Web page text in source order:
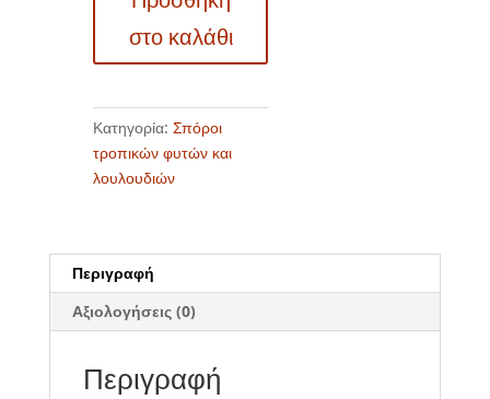
στο καλάθι
Κατηγορία: Σπόροι
τροπικών φυτών και
λουλουδιών
Περιγραφή
Αξιολογήσεις (0)
Περιγραφή